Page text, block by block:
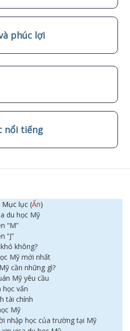
phúc lợi
nổi tiếng
Mục lục (Ẩn)
du học Mỹ
“M”
“J”
không?
Mỹ mới nhất
cần những gì?
Mỹ yêu cầu
học vấn
tài chính
Mỹ
nhập học của trường tại Mỹ